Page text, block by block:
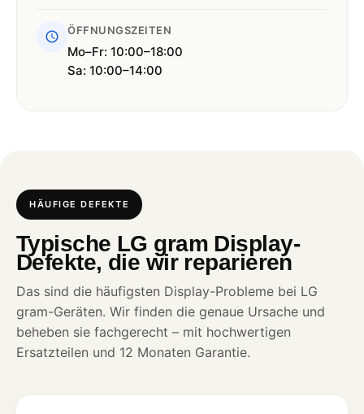
ÖFFNUNGSZEITEN
Mo–Fr: 10:00–18:00
Sa: 10:00–14:00
HÄUFIGE DEFEKTE
Typische LG gram Display-
Defekte, die wir reparieren
Das sind die häufigsten Display-Probleme bei LG
gram-Geräten. Wir finden die genaue Ursache und
beheben sie fachgerecht – mit hochwertigen
Ersatzteilen und 12 Monaten Garantie.